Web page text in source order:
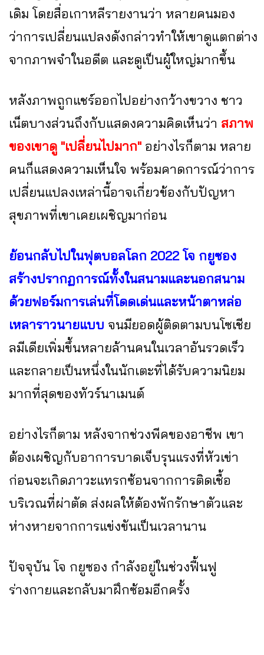
เดิม โดยสื่อเกาหลีรายงานว่า หลายคนมอง
ว่าการเปลี่ยนแปลงดังกล่าวทำให้เขาดูแตกต่าง
จากภาพจำในอดีต และดูเป็นผู้ใหญ่มากขึ้น
หลังภาพถูกแชร์ออกไปอย่างกว้างขวาง ชาว
เน็ตบางส่วนถึงกับแสดงความคิดเห็นว่า สภาพ
ของเขาดู "เปลี่ยนไปมาก" อย่างไรก็ตาม หลาย
คนก็แสดงความเห็นใจ พร้อมคาดการณ์ว่าการ
เปลี่ยนแปลงเหล่านี้อาจเกี่ยวข้องกับปัญหา
สุขภาพที่เขาเคยเผชิญมาก่อน
ย้อนกลับไปในฟุตบอลโลก 2022 โจ กยูซอง
สร้างปรากฏการณ์ทั้งในสนามและนอกสนาม
ด้วยฟอร์มการเล่นที่โดดเด่นและหน้าตาหล่อ
เหลาราวนายแบบ จนมียอดผู้ติดตามบนโซเชีย
ลมีเดียเพิ่มขึ้นหลายล้านคนในเวลาอันรวดเร็ว
และกลายเป็นหนึ่งในนักเตะที่ได้รับความนิยม
มากที่สุดของทัวร์นาเมนต์
อย่างไรก็ตาม หลังจากช่วงพีคของอาชีพ เขา
ต้องเผชิญกับอาการบาดเจ็บรุนแรงที่หัวเข่า
ก่อนจะเกิดภาวะแทรกซ้อนจากการติดเชื้อ
บริเวณที่ผ่าตัด ส่งผลให้ต้องพักรักษาตัวและ
ห่างหายจากการแข่งขันเป็นเวลานาน
ปัจจุบัน โจ กยูซอง กำลังอยู่ในช่วงฟื้นฟู
ร่างกายและกลับมาฝึกซ้อมอีกครั้ง